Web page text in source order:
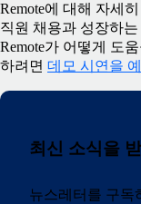
Remote에 대해 자세
직원 채용과 성장하는
Remote가 어떻게 도
하려면 데모 시연을
최신 소식을
뉴스레터를 구독